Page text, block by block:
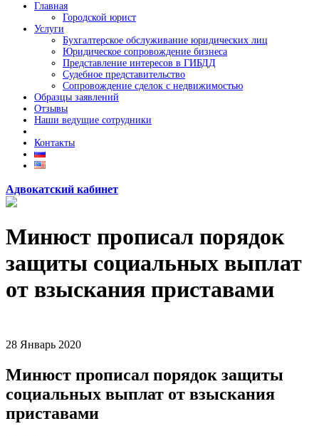
Главная
Городской юрист
Услуги
Бухгалтерское обслуживание юридических лиц
Юридическое сопровождение бизнеса
Представление интересов в ГИБДД
Судебное представительство
Сопровождение сделок с недвижимостью
Образцы заявлений
Отзывы
Наши ведущие сотрудники
Контакты
Адвокатский кабинет
Минюст прописал порядок
защиты социальных выплат
от взыскания приставами
28 Январь 2020
Минюст прописал порядок защиты
социальных выплат от взыскания
приставами